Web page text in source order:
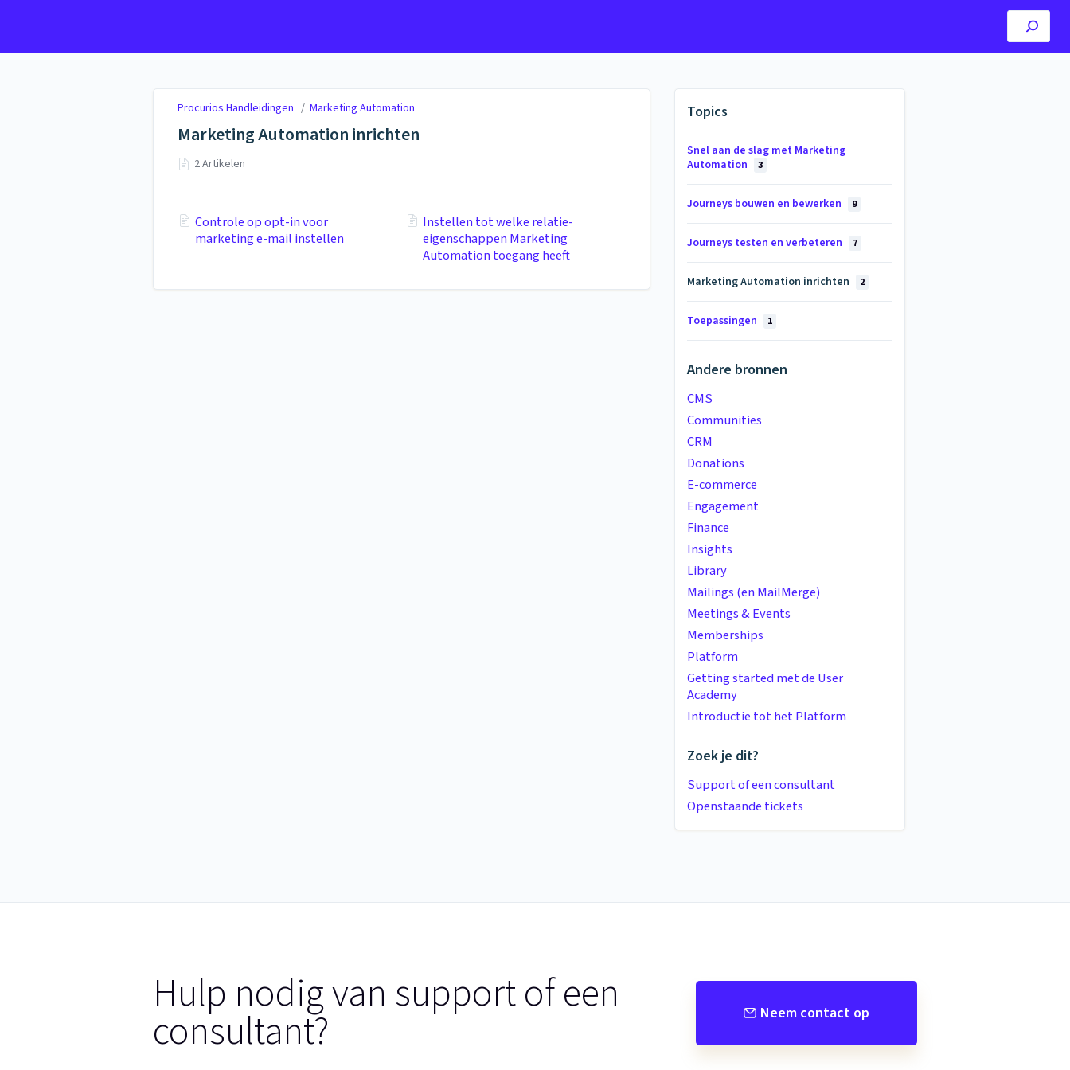
Topics
Snel aan de slag met Marketing
Automation
3
Journeys bouwen en bewerken 9
Journeys testen en verbeteren 7
Marketing Automation inrichten 2
Toepassingen 1
Andere bronnen
CMS
Communities
CRM
Donations
E-commerce
Engagement
Finance
Insights
Library
Mailings (en MailMerge)
Meetings & Events
Memberships
Platform
Getting started met de User
Academy
Introductie tot het Platform
Zoek je dit?
Support of een consultant
Openstaande tickets
Procurios Handleidingen / Marketing Automation
Marketing Automation inrichten
2 Artikelen
Controle op opt-in voor
marketing e-mail instellen
Instellen tot welke relatie-
eigenschappen Marketing
Automation toegang heeft
Hulp nodig van support of een
consultant? Neem contact op